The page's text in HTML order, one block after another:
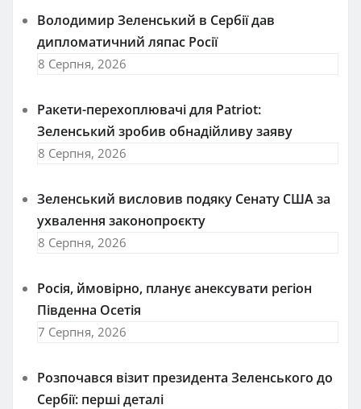
Володимир Зеленський в Сербії дав
дипломатичний ляпас Росії
8 Серпня, 2026
Ракети-перехоплювачі для Patriot:
Зеленський зробив обнадійливу заяву
8 Серпня, 2026
Зеленський висловив подяку Сенату США за
ухвалення законопроєкту
8 Серпня, 2026
Росія, ймовірно, планує анексувати регіон
Південна Осетія
7 Серпня, 2026
Розпочався візит президента Зеленського до
Сербії: перші деталі